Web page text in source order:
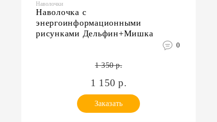
Наволочки
Наволочка с
энергоинформационными
рисунками Дельфин+Мишка
0
1 350 р.
1 150 р.
Заказать